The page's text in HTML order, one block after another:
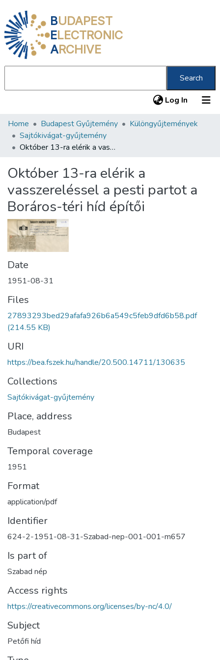
BUDAPEST
ELECTRONIC
ARCHIVE
Search
Log In (current)
Communities & Collections
All of DSpace
Home Budapest Gyűjtemény
Különgyűjtemények
Sajtókivágat-gyűjtemény
Október 13-ra elérik a vasszereléssel a pesti partot a Boráros-téri híd építői
Október 13-ra elérik a
vasszereléssel a pesti partot a
Boráros-téri híd építői
Date
1951-08-31
Files
27893293bed29afafa926b6a549c5feb9dfd6b58.pdf
(214.55 KB)
URI
https://bea.fszek.hu/handle/20.500.14711/130635
Collections
Sajtókivágat-gyűjtemény
Place, address
Budapest
Temporal coverage
1951
Format
application/pdf
Identifier
624-2-1951-08-31-Szabad-nep-001-001-m657
Is part of
Szabad nép
Access rights
https://creativecommons.org/licenses/by-nc/4.0/
Subject
Petőfi híd